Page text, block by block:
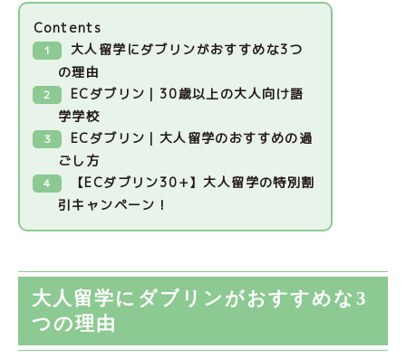
Contents
大人留学にダブリンがおすすめな3つ
の理由
ECダブリン｜30歳以上の大人向け語
学学校
ECダブリン｜大人留学のおすすめの過
ごし方
【ECダブリン30+】大人留学の特別割
引キャンペーン！
大人留学にダブリンがおすすめな3
つの理由